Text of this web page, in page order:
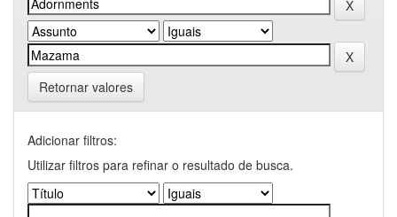
Retornar valores
Adicionar filtros:
Utilizar filtros para refinar o resultado de busca.